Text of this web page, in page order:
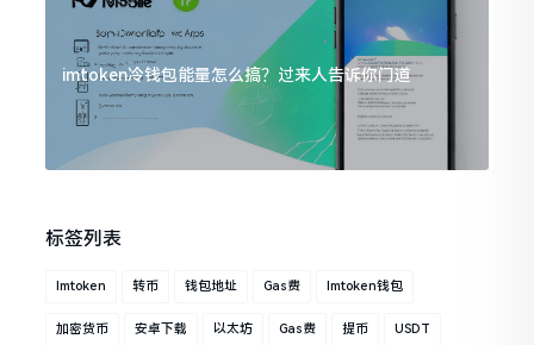
imtoken冷钱包能量怎么搞？过来人告诉你门道
标签列表
Imtoken 转币 钱包地址 Gas费 Imtoken钱包
加密货币 安卓下载 以太坊 Gas费 提币 USDT